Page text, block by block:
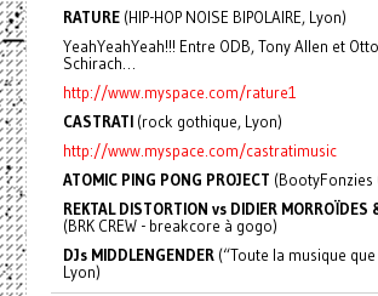
RATURE(HIP-HOP NOISE BIPOLAIRE, Lyon)
YeahYeahYeah!!! Entre ODB, Tony Allen et
Schirach…
http://www.myspace.com/rature1
CASTRATI(rock gothique, Lyon)
http://www.myspace.com/castratimusic
ATOMIC PING PONG PROJECT
REKTAL DISTORTION vs DIDIER MORROÏDES
(BRK CREW - breakcore à gogo)
DJs MIDDLENGENDER(“Toute la musique
Lyon)